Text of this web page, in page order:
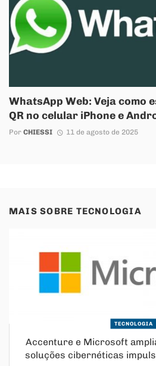
WhatsApp Web: Veja como
QR no celular iPhone e
Por CHIESSI 11 de agosto de 2025
MAIS SOBRE TECNOLOGIA
TECNOLOGIA
Accenture e Microsoft
soluções cibernéticas